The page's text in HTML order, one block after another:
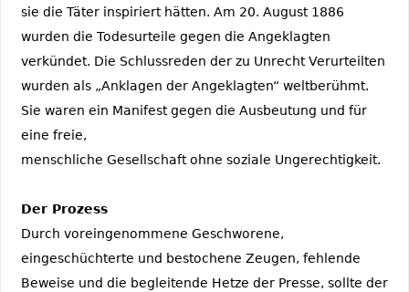
sie die Täter inspiriert hätten. Am 20. August 1886
wurden die Todesurteile gegen die Angeklagten
verkündet. Die Schlussreden der zu Unrecht Verurteilten
wurden als „Anklagen der Angeklagten“ weltberühmt.
Sie waren ein Manifest gegen die Ausbeutung und für
eine freie,
menschliche Gesellschaft ohne soziale Ungerechtigkeit.
Der Prozess
Durch voreingenommene Geschworene,
eingeschüchterte und bestochene Zeugen, fehlende
Beweise und die begleitende Hetze der Presse, sollte der